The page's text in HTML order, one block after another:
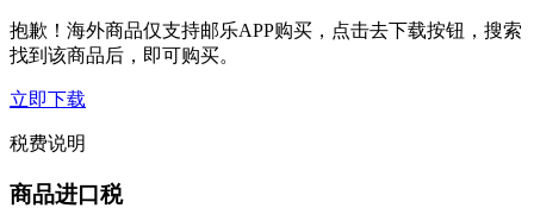
抱歉！海外商品仅支持邮乐APP购买，点击去下载按钮，搜索
找到该商品后，即可购买。
立即下载
税费说明
商品进口税